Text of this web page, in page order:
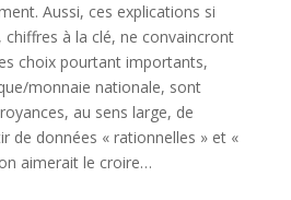
Aussi, ces explications si
à la clé, ne convaincront
choix pourtant importants,
monnaie nationale, sont
au sens large, de
de données « rationnelles » et «
aimerait le croire…